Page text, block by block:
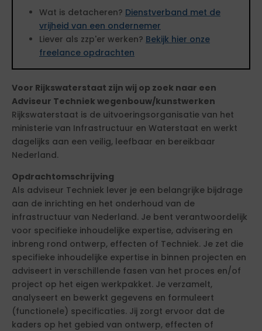
Wat is detacheren? Dienstverband met de
vrijheid van een ondernemer
Liever als zzp'er werken? Bekijk hier onze
freelance opdrachten
Voor Rijkswaterstaat zijn wij op zoek naar een
Adviseur Techniek wegenbouw/kunstwerken
Rijkswaterstaat is de uitvoeringsorganisatie van het
ministerie van Infrastructuur en Waterstaat en werkt
dagelijks aan een veilig, leefbaar en bereikbaar
Nederland.
Opdrachtomschrijving
Als adviseur Techniek lever je een belangrijke bijdrage
aan de inrichting en het onderhoud van de
infrastructuur van Nederland. Je bent verantwoordelijk
voor specifieke inhoudelijke expertise, advisering en
inbreng rond ontwerp, effecten of Techniek. Je zet die
specifieke inhoudelijke expertise in binnen projecten en
adviseert in verschillende fasen van het proces en/of
project op het eigen werkpakket. Je verzamelt,
analyseert en bewerkt gegevens en formuleert
(functionele) specificaties. Jij zorgt ervoor dat de
kaders op het gebied van ontwerp, effecten of